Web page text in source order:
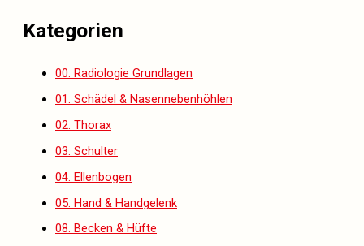
Kategorien
00. Radiologie Grundlagen
01. Schädel & Nasennebenhöhlen
02. Thorax
03. Schulter
04. Ellenbogen
05. Hand & Handgelenk
08. Becken & Hüfte